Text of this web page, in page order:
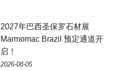
2027年巴西圣保罗石材展
Marmomac Brazil 预定通道开
启！
2026-08-05